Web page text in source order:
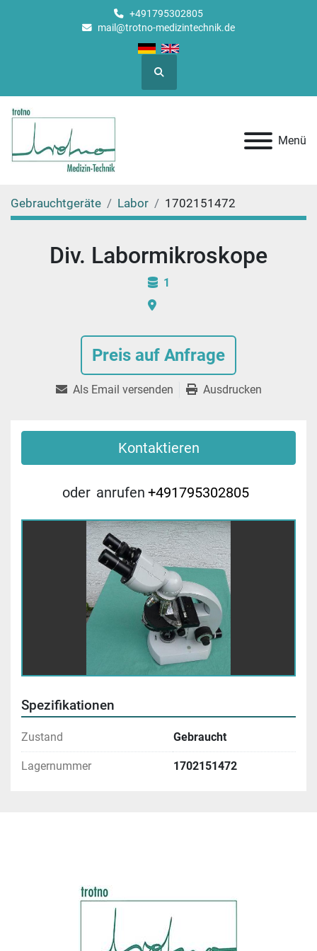
+491795302805
mail@trotno-medizintechnik.de
Suche
Menü
Gebrauchtgeräte Labor 1702151472
Preis auf Anfrage
Div. Labormikroskope
1
Als Email versenden Ausdrucken
Kontaktieren
oder anrufen +491795302805
Spezifikationen
Zustand Gebraucht
Lagernummer 1702151472